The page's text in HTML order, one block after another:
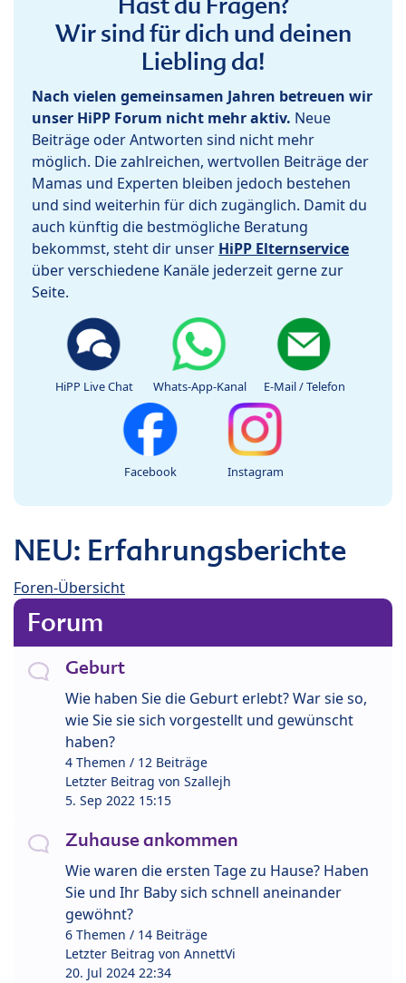
Wir sind für dich und deinen
Liebling da!
Nach vielen gemeinsamen Jahren betreuen wir
unser HiPP Forum nicht mehr aktiv. Neue
Beiträge oder Antworten sind nicht mehr
möglich. Die zahlreichen, wertvollen Beiträge der
Mamas und Experten bleiben jedoch bestehen
und sind weiterhin für dich zugänglich. Damit du
auch künftig die bestmögliche Beratung
bekommst, steht dir unser HiPP Elternservice
über verschiedene Kanäle jederzeit gerne zur
Seite.
HiPP Live Chat Whats-App-Kanal E-Mail / Telefon
Facebook Instagram
NEU: Erfahrungsberichte
Foren-Übersicht
Forum
Geburt
Wie haben Sie die Geburt erlebt? War sie so,
wie Sie sie sich vorgestellt und gewünscht
haben?
4 Themen / 12 Beiträge
Letzter Beitrag von Szallejh
5. Sep 2022 15:15
Zuhause ankommen
Wie waren die ersten Tage zu Hause? Haben
Sie und Ihr Baby sich schnell aneinander
gewöhnt?
6 Themen / 14 Beiträge
Letzter Beitrag von AnnettVi
20. Jul 2024 22:34